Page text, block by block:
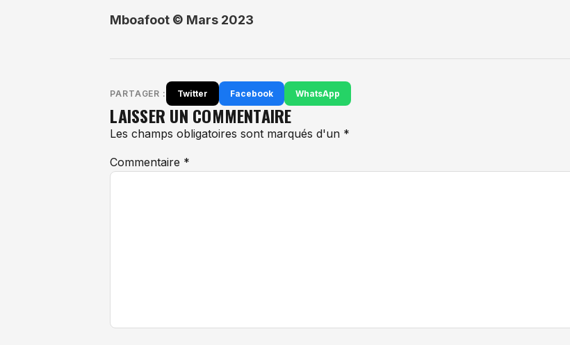
Mboafoot © Mars 2023
PARTAGER : Twitter Facebook WhatsApp
LAISSER UN COMMENTAIRE
Les champs obligatoires sont marqués d'un *
Commentaire *